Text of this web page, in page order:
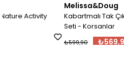
Melissa&Doug
Kabartmalı Tak Çıkar Çıkartma
₺569,91